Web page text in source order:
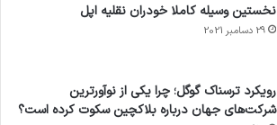
نخستین وسیله کاملا خودران نقلیه اپل
29 دسامبر 2021
رویکرد ترسناک گوگل؛ چرا یکی از نوآورترین
شرکت‌های جهان درباره بلاکچین سکوت کرده است؟